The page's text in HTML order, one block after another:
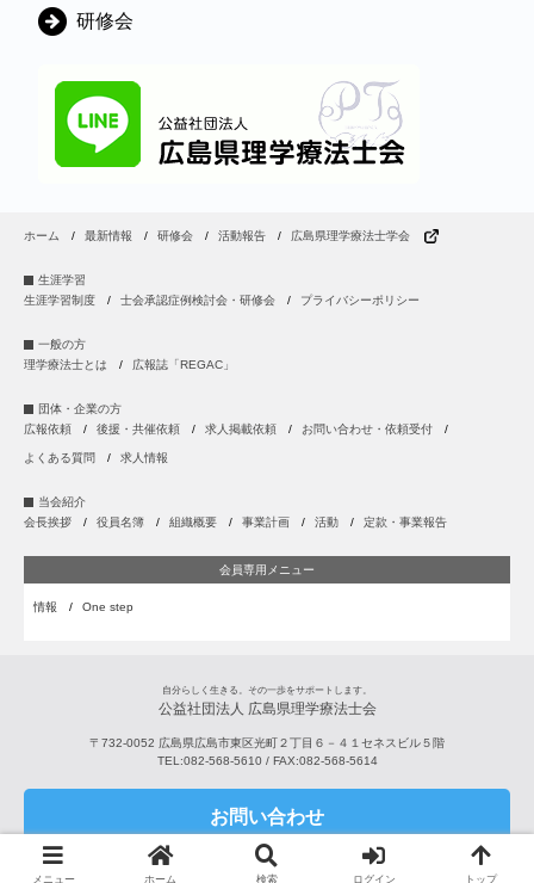
研修会
ホーム 最新情報 研修会 活動報告 広島県理学療法士学会
生涯学習
生涯学習制度
士会承認症例検討会・研修会 プライバシーポリシー
一般の方
理学療法士とは
広報誌「REGAC」
団体・企業の方
広報依頼
後援・共催依頼 求人掲載依頼 お問い合わせ・依頼受付
よくある質問 求人情報
当会紹介
会長挨拶
役員名簿 組織概要 事業計画 活動 定款・事業報告
会員専用メニュー
情報 One step
自分らしく生きる。その一歩をサポートします。
公益社団法人 広島県理学療法士会
〒732-0052 広島県広島市東区光町２丁目６－４１セネスビル５階
TEL:082-568-5610/ FAX:082-568-5614
お問い合わせ
メニュー ホーム 検索 ログイン トップ